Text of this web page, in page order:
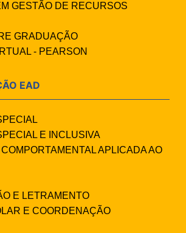
GESTÃO DE RECURSOS
GRADUAÇÃO
- PEARSON
EAD
E INCLUSIVA
APLICADA AO
E LETRAMENTO
E COORDENAÇÃO